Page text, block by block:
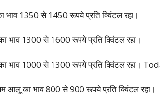
भाव 1350 से 1450 रूपये प्रति क्विंटल रहा।
भाव 1300 से 1600 रूपये प्रति क्विंटल रहा।
भाव 1000 से 1300 रूपये प्रति क्विंटल रहा।
आलू का भाव 800 से 900 रूपये प्रति क्विंटल रहा।